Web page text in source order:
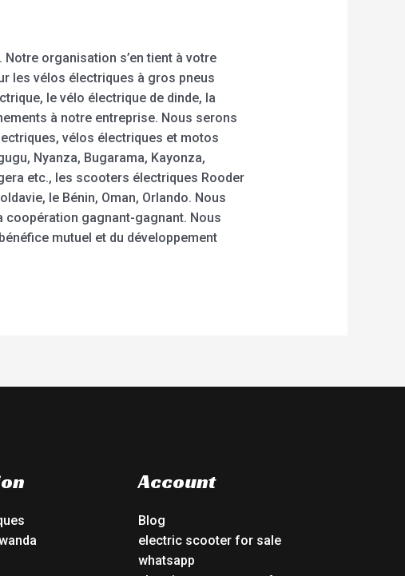
organisation s’en tient à votre
les vélos électriques à gros pneus
le vélo électrique de dinde, la
à notre entreprise. Nous serons
vélos électriques et motos
Nyanza, Bugarama, Kayonza,
etc., les scooters électriques Rooder
le Bénin, Oman, Orlando. Nous
coopération gagnant-gagnant. Nous
mutuel et du développement
Account
Blog
electric scooter for sale
whatsapp